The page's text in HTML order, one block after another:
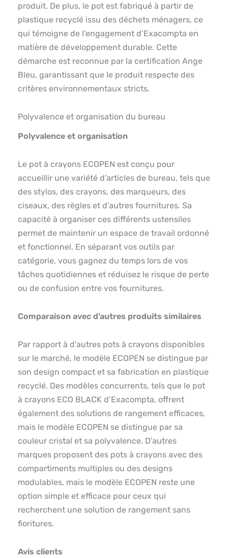
produit. De plus, le pot est fabriqué à partir de
plastique recyclé issu des déchets ménagers, ce
qui témoigne de l’engagement d’Exacompta en
matière de développement durable. Cette
démarche est reconnue par la certification Ange
Bleu, garantissant que le produit respecte des
critères environnementaux stricts.
Polyvalence et organisation du bureau
Polyvalence et organisation
Le pot à crayons ECOPEN est conçu pour
accueillir une variété d’articles de bureau, tels que
des stylos, des crayons, des marqueurs, des
ciseaux, des règles et d’autres fournitures. Sa
capacité à organiser ces différents ustensiles
permet de maintenir un espace de travail ordonné
et fonctionnel. En séparant vos outils par
catégorie, vous gagnez du temps lors de vos
tâches quotidiennes et réduisez le risque de perte
ou de confusion entre vos fournitures.
Comparaison avec d’autres produits similaires
Par rapport à d’autres pots à crayons disponibles
sur le marché, le modèle ECOPEN se distingue par
son design compact et sa fabrication en plastique
recyclé. Des modèles concurrents, tels que le pot
à crayons ECO BLACK d’Exacompta, offrent
également des solutions de rangement efficaces,
mais le modèle ECOPEN se distingue par sa
couleur cristal et sa polyvalence. D’autres
marques proposent des pots à crayons avec des
compartiments multiples ou des designs
modulables, mais le modèle ECOPEN reste une
option simple et efficace pour ceux qui
recherchent une solution de rangement sans
fioritures.
Avis clients